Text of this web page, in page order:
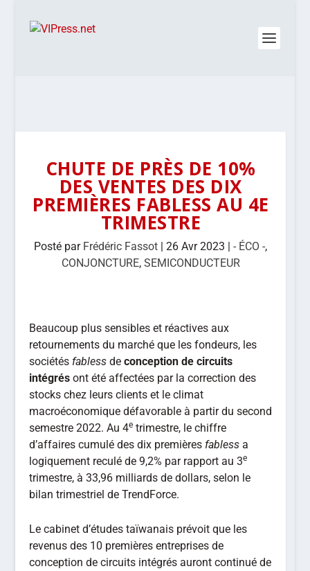
CHUTE DE PRÈS DE 10%
DES VENTES DES DIX
PREMIÈRES FABLESS AU 4E
TRIMESTRE
Posté par Frédéric Fassot |26 Avr 2023 |- ÉCO -,
CONJONCTURE, SEMICONDUCTEUR
Beaucoup plus sensibles et réactives aux
retournements du marché que les fondeurs, les
sociétés fabless deconception de circuits
intégrés ont été affectées par la correction des
stocks chez leurs clients et le climat
macroéconomique défavorable à partir du second
semestre 2022. Au 4e trimestre, le chiffre
d’affaires cumulé des dix premières fabless a
logiquement reculé de 9,2% par rapport au 3e
trimestre, à 33,96 milliards de dollars, selon le
bilan trimestriel de TrendForce.
Le cabinet d’études taïwanais prévoit que les
revenus des 10 premières entreprises de
conception de circuits intégrés auront continué de